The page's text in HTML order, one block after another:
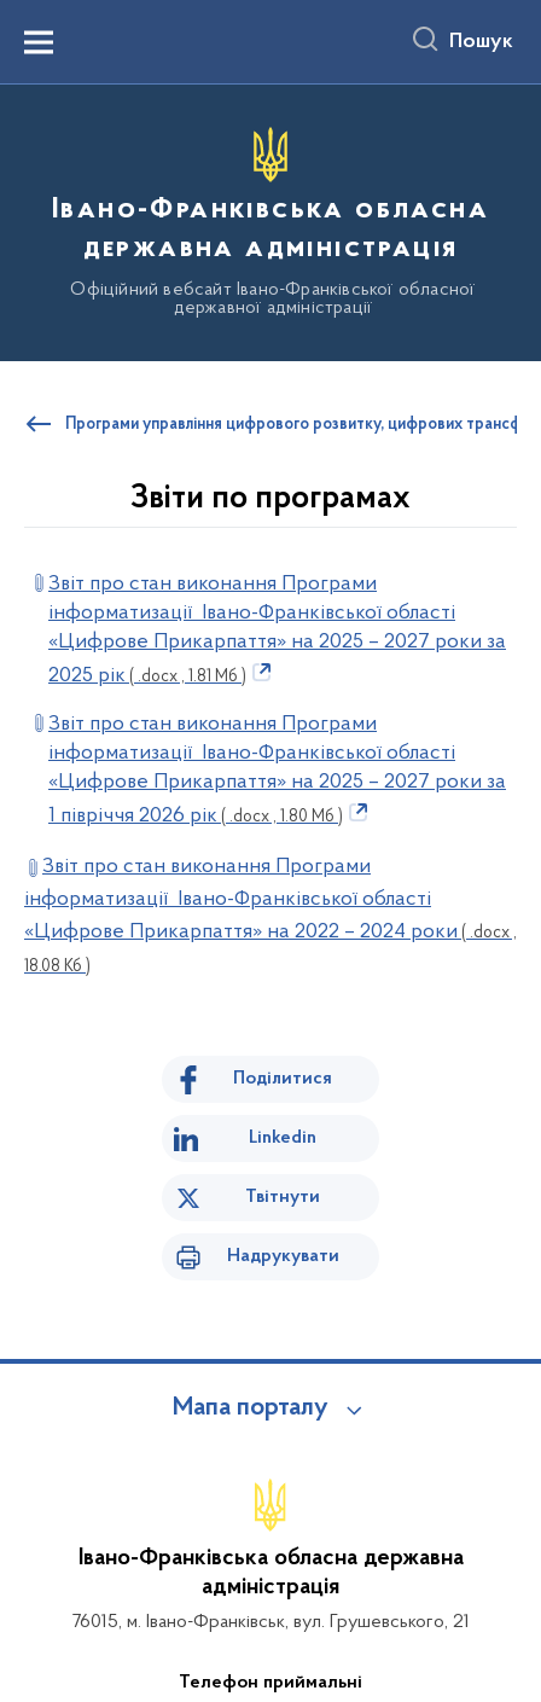
вмістуMenu Пошук
Івано-Франківська обласна
державна адміністрація
Офіційний вебсайт Івано-Франківської обласної
державної адміністрації
Програми управління цифрового розвитку, цифрових
Звіти по програмах
Звіт про стан виконання Програми
інформатизації Івано-Франківської області
«Цифрове Прикарпаття» на 2025 – 2027 роки за
2025 рік ( .docx , 1.81 Мб )
Звіт про стан виконання Програми
інформатизації Івано-Франківської області
«Цифрове Прикарпаття» на 2025 – 2027 роки за
1 півріччя 2026 рік ( .docx , 1.80 Мб )
Звіт про стан виконання Програми
інформатизації Івано-Франківської області
«Цифрове Прикарпаття» на 2022 – 2024 роки ( .docx ,
18.08 Кб )
Поділитися
Linkedin
Твітнути
Надрукувати
Мапа порталу
Івано-Франківська обласна державна
адміністрація
76015, м. Івано-Франківськ, вул. Грушевського, 21
Телефон приймальні